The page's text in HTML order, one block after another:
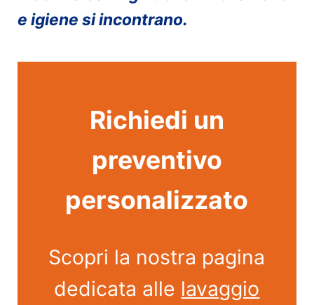
e igiene si incontrano.
Richiedi un
preventivo
personalizzato
Scopri la nostra pagina
dedicata alle lavaggio